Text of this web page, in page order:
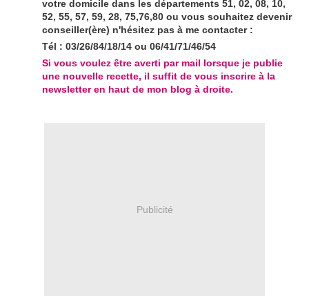
votre domicile dans les départements 51, 02, 08, 10,
52, 55, 57, 59, 28, 75,76,80 ou vous souhaitez devenir
conseiller(ère) n'hésitez pas à me contacter :
Tél : 03/26/84/18/14 ou 06/41/71/46/54
Si vous voulez être averti par mail lorsque je publie
une nouvelle recette, il suffit de vous inscrire à la
newsletter en haut de mon blog à droite.
Publicité